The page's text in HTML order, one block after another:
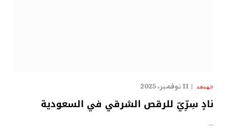
الهدهد 11 نوفمبر، 2025
نادٍ سِرِّيّ للرقص الشرقي في السعودية
…